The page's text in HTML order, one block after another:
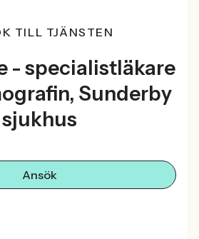
TILL TJÄNSTEN
- specialistläkare
Sunderby
sjukhus
Ansök